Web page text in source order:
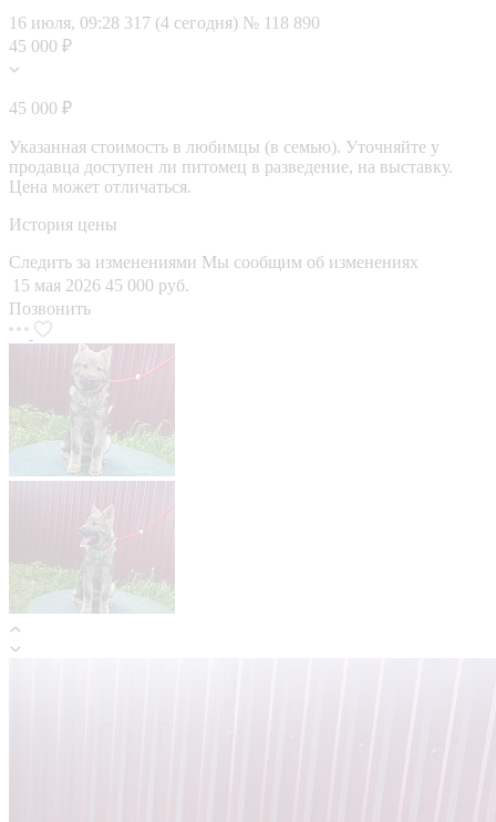
16 июля, 09:28 317 (4 сегодня) № 118 890
45 000 ₽
45 000 ₽
Указанная стоимость в любимцы (в семью). Уточняйте у
продавца доступен ли питомец в разведение, на выставку.
Цена может отличаться.
История цены
Следить за изменениями Мы сообщим об изменениях
15 мая 2026 45 000 руб.
Позвонить